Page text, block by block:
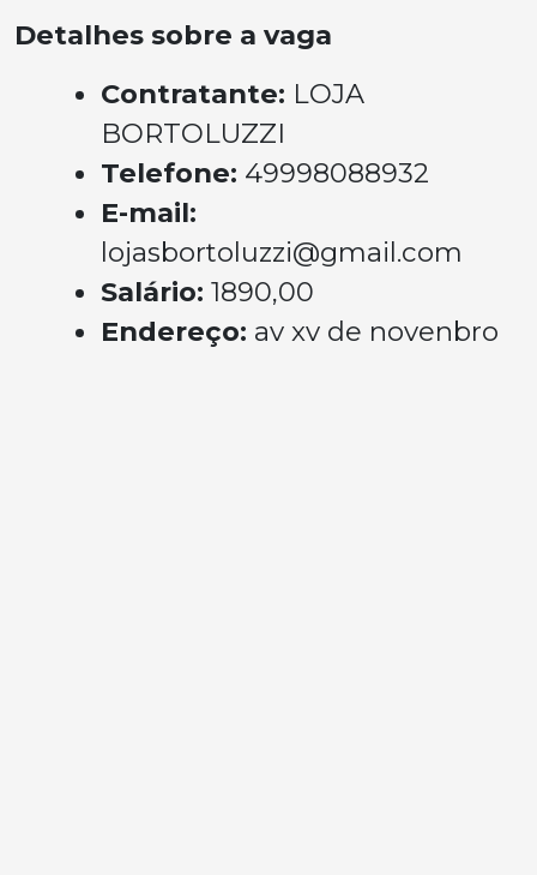
Detalhes sobre a vaga
Contratante: LOJA
BORTOLUZZI
Telefone: 49998088932
E-mail:
lojasbortoluzzi@gmail.com
Salário: 1890,00
Endereço: av xv de novenbro